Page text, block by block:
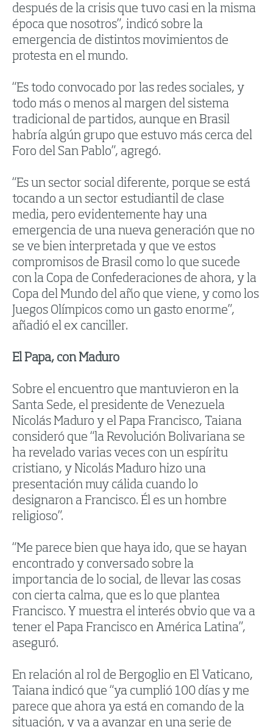
después de la crisis que tuvo casi en la misma
época que nosotros”, indicó sobre la
emergencia de distintos movimientos de
protesta en el mundo.
“Es todo convocado por las redes sociales, y
todo más o menos al margen del sistema
tradicional de partidos, aunque en Brasil
habría algún grupo que estuvo más cerca del
Foro del San Pablo”, agregó.
“Es un sector social diferente, porque se está
tocando a un sector estudiantil de clase
media, pero evidentemente hay una
emergencia de una nueva generación que no
se ve bien interpretada y que ve estos
compromisos de Brasil como lo que sucede
con la Copa de Confederaciones de ahora, y la
Copa del Mundo del año que viene, y como los
Juegos Olímpicos como un gasto enorme”,
añadió el ex canciller.
El Papa, con Maduro
Sobre el encuentro que mantuvieron en la
Santa Sede, el presidente de Venezuela
Nicolás Maduro y el Papa Francisco, Taiana
consideró que “la Revolución Bolivariana se
ha revelado varias veces con un espíritu
cristiano, y Nicolás Maduro hizo una
presentación muy cálida cuando lo
designaron a Francisco. Él es un hombre
religioso”.
“Me parece bien que haya ido, que se hayan
encontrado y conversado sobre la
importancia de lo social, de llevar las cosas
con cierta calma, que es lo que plantea
Francisco. Y muestra el interés obvio que va a
tener el Papa Francisco en América Latina”,
aseguró.
En relación al rol de Bergoglio en El Vaticano,
Taiana indicó que “ya cumplió 100 días y me
parece que ahora ya está en comando de la
situación, y va a avanzar en una serie de